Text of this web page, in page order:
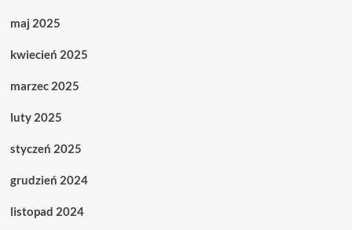
maj 2025
kwiecień 2025
marzec 2025
luty 2025
styczeń 2025
grudzień 2024
listopad 2024